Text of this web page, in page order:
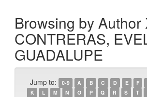
Browsing by Author
CONTRERAS,
GUADALUPE
Jump to: 0-9 A B C D E F
K
L M N O P Q R S T